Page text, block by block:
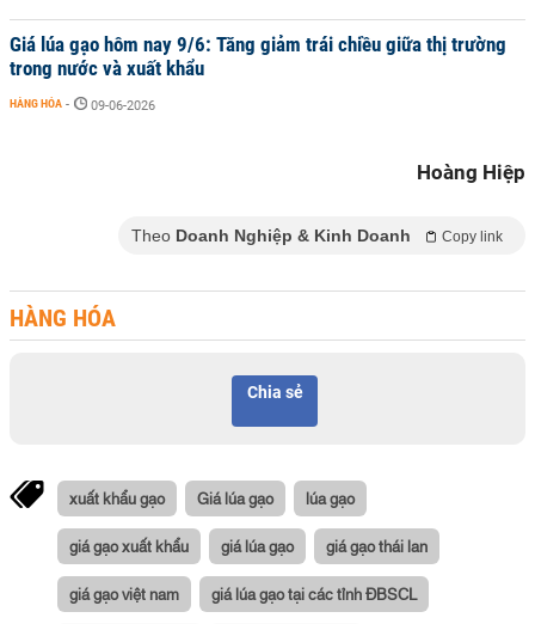
Giá lúa gạo hôm nay 9/6: Tăng giảm trái chiều giữa thị trường
trong nước và xuất khẩu
HÀNG HÓA - 09-06-2026
Hoàng Hiệp
Theo Doanh Nghiệp & Kinh Doanh Copy link
HÀNG HÓA
Chia sẻ
xuất khẩu gạo Giá lúa gạo lúa gạo
giá gạo xuất khẩu giá lúa gạo giá gạo thái lan
giá gạo việt nam giá lúa gạo tại các tỉnh ĐBSCL